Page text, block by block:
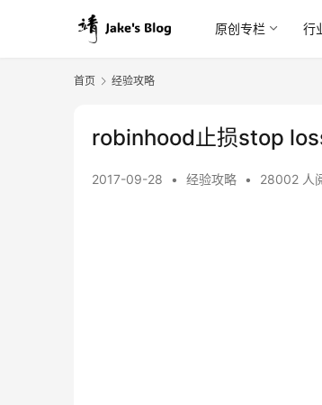
原创专栏 行
首页 经验攻略
robinhood止损stop
2017-09-28 • 经验攻略 • 28002 人